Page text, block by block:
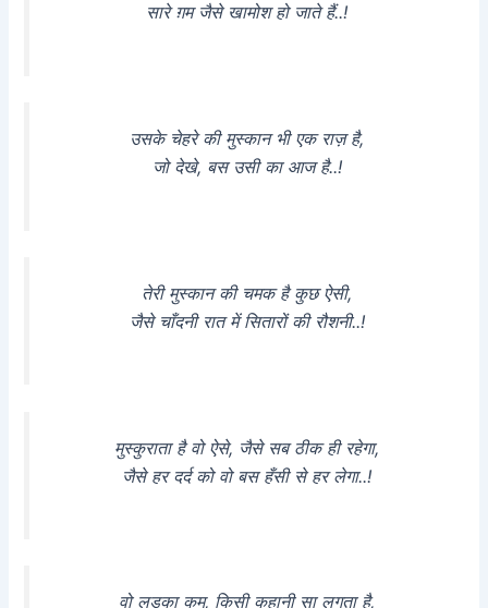
सारे ग़म जैसे खामोश हो जाते हैं..!
उसके चेहरे की मुस्कान भी एक राज़ है,
जो देखे, बस उसी का आज है..!
तेरी मुस्कान की चमक है कुछ ऐसी,
जैसे चाँदनी रात में सितारों की रौशनी..!
मुस्कुराता है वो ऐसे, जैसे सब ठीक ही रहेगा,
जैसे हर दर्द को वो बस हँसी से हर लेगा..!
वो लड़का कम, किसी कहानी सा लगता है,